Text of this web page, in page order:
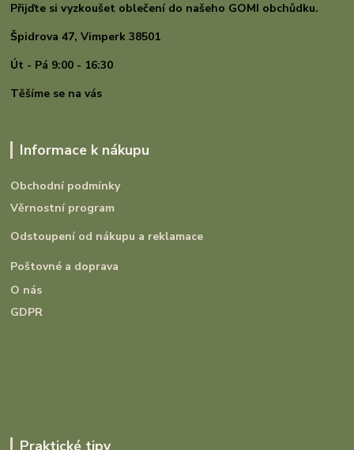
Přijďte si vyzkoušet oblečení do našeho GOMI obchůdku.
Špidrova 47,Vimperk 38501
Út - Pá 9:00 - 16:30
Těšíme se na vás
Informace k nákupu
Obchodní podmínky
Věrnostní program
Odstoupení od nákupu a reklamace
Poštovné a doprava
O nás
GDPR
Praktické tipy